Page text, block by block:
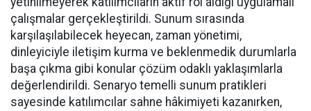
çalışmalar gerçekleştirildi. Sunum sırasında
karşılaşılabilecek heyecan, zaman yönetimi,
dinleyiciyle iletişim kurma ve beklenmedik durumlarla
başa çıkma gibi konular çözüm odaklı yaklaşımlarla
değerlendirildi. Senaryo temelli sunum pratikleri
sayesinde katılımcılar sahne hâkimiyeti kazanırken,